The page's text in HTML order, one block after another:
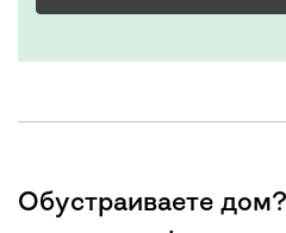
Обустраиваете